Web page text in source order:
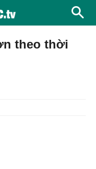
theo thời